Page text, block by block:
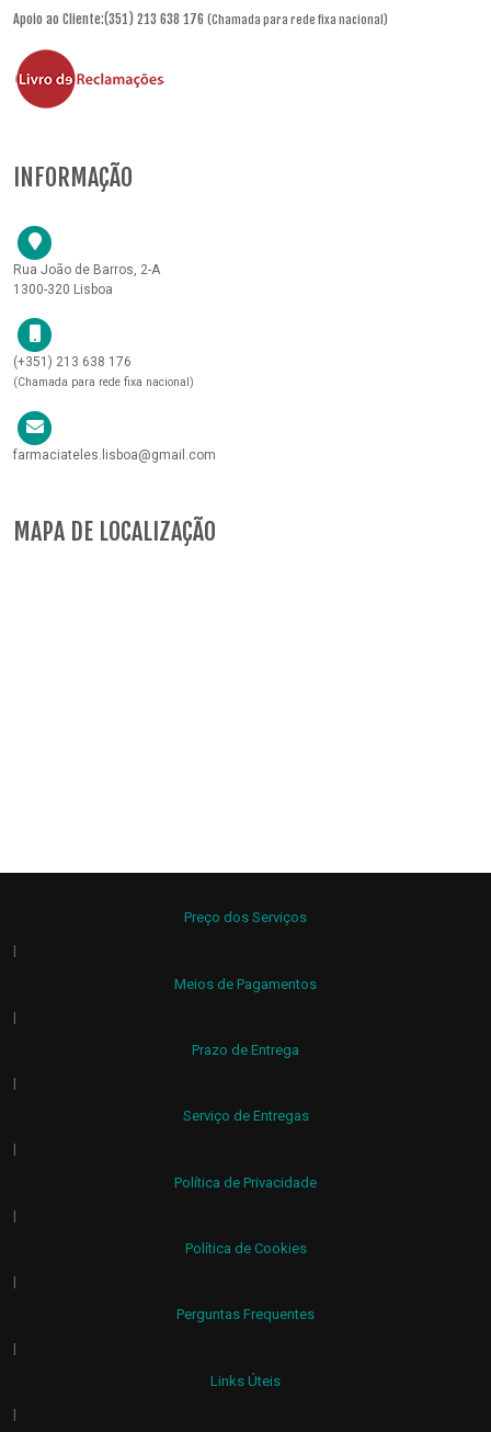
Apoio ao Cliente:(351) 213 638 176 (Chamada para rede fixa nacional)
INFORMAÇÃO
Rua João de Barros, 2-A
1300-320 Lisboa
(+351) 213 638 176
(Chamada para rede fixa nacional)
farmaciateles.lisboa@gmail.com
MAPA DE LOCALIZAÇÃO
Preço dos Serviços
|
Meios de Pagamentos
|
Prazo de Entrega
|
Serviço de Entregas
|
Política de Privacidade
|
Política de Cookies
|
Perguntas Frequentes
|
Links Úteis
|